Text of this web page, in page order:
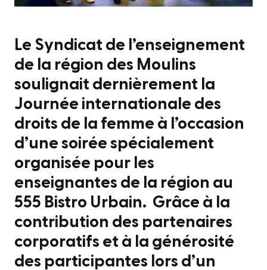
Le Syndicat de l’enseignement
de la région des Moulins
soulignait dernièrement la
Journée internationale des
droits de la femme à l’occasion
d’une soirée spécialement
organisée pour les
enseignantes de la région au
555 Bistro Urbain. Grâce à la
contribution des partenaires
corporatifs et à la générosité
des participantes lors d’un